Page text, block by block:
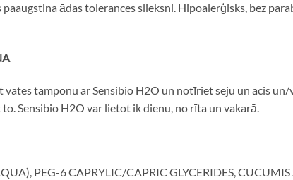
paaugstina ādas tolerances slieksni. Hipoalerģisks, bez
vates tamponu ar Sensibio H2O un notīriet seju un acis
Sensibio H2O var lietot ik dienu, no rīta un vakarā.
PEG-6 CAPRYLIC/CAPRIC GLYCERIDES,